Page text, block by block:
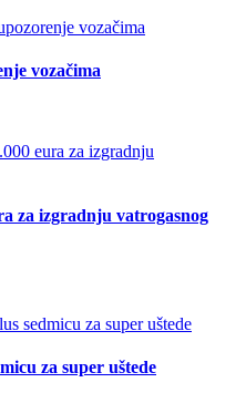
vozačima
za izgradnju vatrogasnog
za super uštede